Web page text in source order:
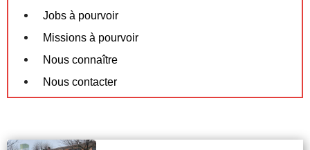
Jobs à pourvoir
Missions à pourvoir
Nous connaître
Nous contacter